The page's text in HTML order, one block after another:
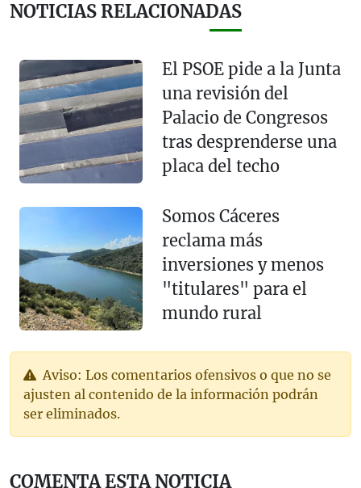
NOTICIAS RELACIONADAS
El PSOE pide a la Junta
una revisión del
Palacio de Congresos
tras desprenderse una
placa del techo
Somos Cáceres
reclama más
inversiones y menos
"titulares" para el
mundo rural
Aviso: Los comentarios ofensivos o que no se
ajusten al contenido de la información podrán
ser eliminados.
COMENTA ESTA NOTICIA